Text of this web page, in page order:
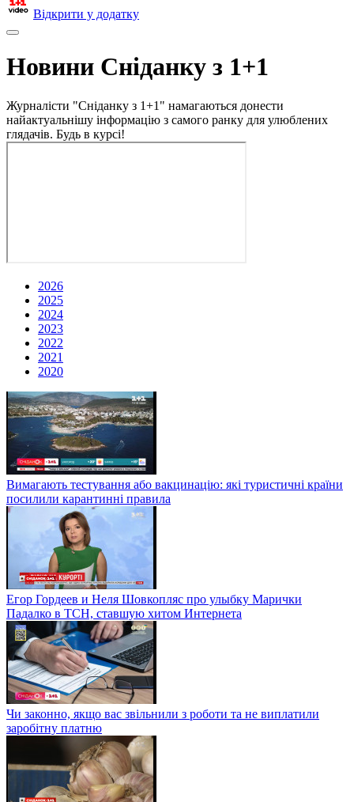
Відкрити у додатку
Новини Сніданку з 1+1
Журналісти "Сніданку з 1+1" намагаються донести
найактуальнішу інформацію з самого ранку для улюблених
глядачів. Будь в курсі!
2026
2025
2024
2023
2022
2021
2020
Вимагають тестування або вакцинацію: які туристичні країни
посилили карантинні правила
Егор Гордеев и Неля Шовкопляс про улыбку Марички
Падалко в ТСН, ставшую хитом Интернета
Чи законно, якщо вас звільнили з роботи та не виплатили
заробітну платню